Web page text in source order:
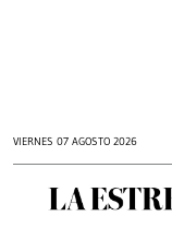
VIERNES 07 AGOSTO 2026